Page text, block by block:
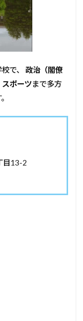
で、 政治（閣僚
ポーツまで多方
目13-2